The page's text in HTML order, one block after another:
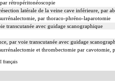
rétropéritonéoscopie
latérale de la veine cave inférieure, par
par thoraco-phréno-laparotomie
transcutanée avec guidage scanographique
par voie transcutanée avec guidage
et thrombectomie par
français